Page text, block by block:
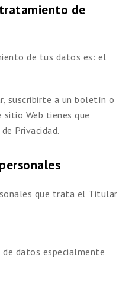
de
de tus datos es: el
suscribirte a un boletín o
Web tienes que
Privacidad.
que trata el Titular
datos especialmente